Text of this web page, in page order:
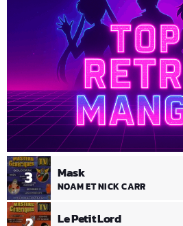
Le Petit Lord
3 Mask
NOAM ET NICK CARR